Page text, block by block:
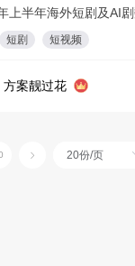
短剧 短视频
方案靓过花